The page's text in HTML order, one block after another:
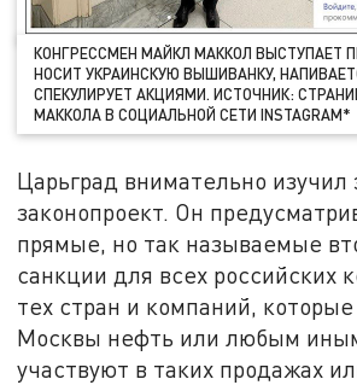
КОНГРЕССМЕН МАЙКЛ МАККОЛ ВЫСТУПАЕТ
НОСИТ УКРАИНСКУЮ ВЫШИВАНКУ,
СПЕКУЛИРУЕТ АКЦИЯМИ. ИСТОЧНИК:
МАККОЛА В СОЦИАЛЬНОЙ СЕТИ INSTAGRAM*
Царьград внимательно изучил
законопроект. Он
прямые, но так называемые
санкции для всех российских
тех стран и компаний,
Москвы нефть или любым
участвуют в таких продажах